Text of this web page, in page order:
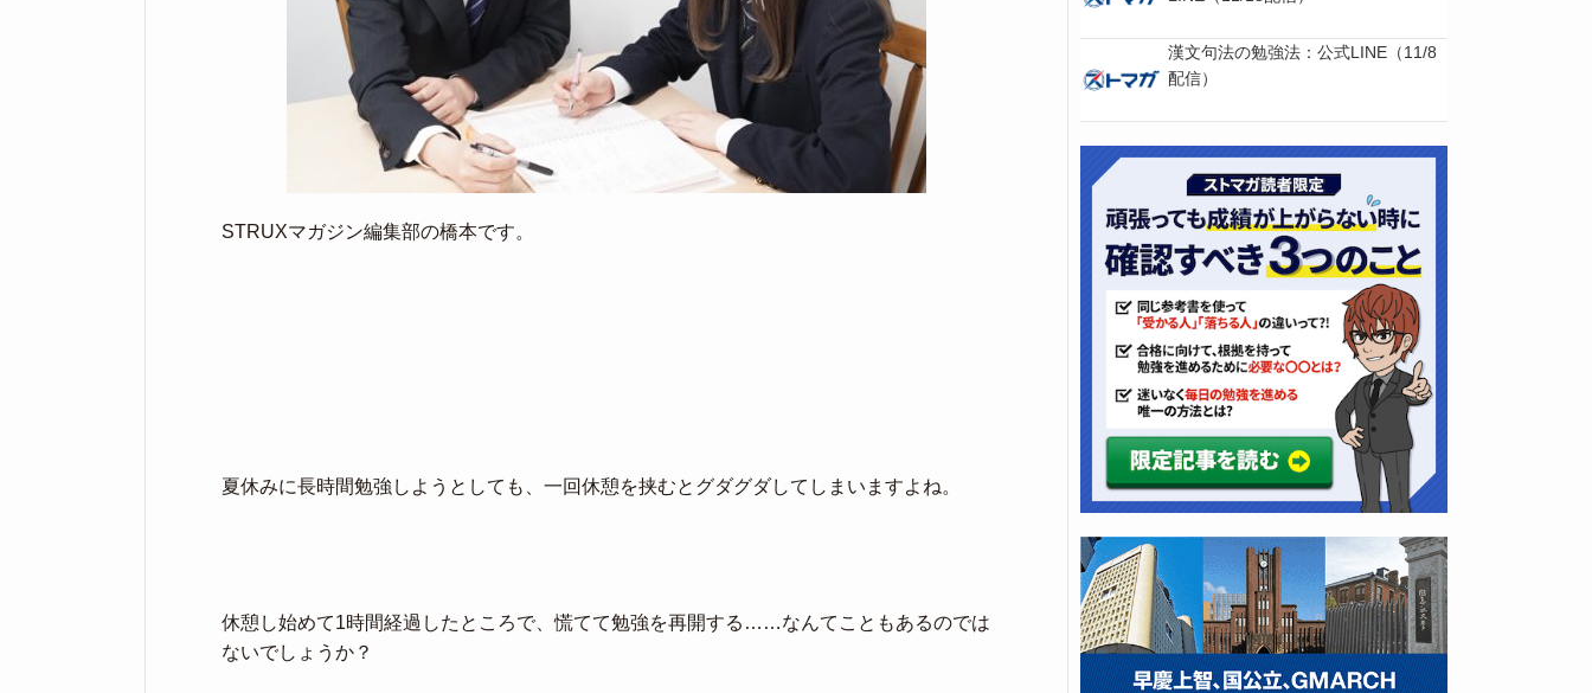
STRUXマガジン編集部の橋本です。
夏休みに長時間勉強しようとしても、一回休憩を挟むとグダグダしてしまいますよね。
休憩し始めて1時間経過したところで、慌てて勉強を再開する……なんてこともあるのでは
ないでしょうか？
漢文句法の勉強法：公式LINE（11/8
配信）